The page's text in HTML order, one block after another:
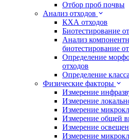
Отбор проб почвы
Анализ отходов
КХА отходов
Биотестирование
Анализ
биотестирование
Определение
отходов
Определение
Физические факторы
Измерение
Измерение
Измерение
Измерение общей
Измерение
Измерение